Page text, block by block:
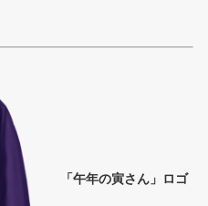
「午年の寅さん」ロゴ